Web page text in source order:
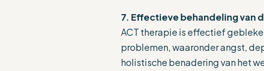
7. Effectieve behandeling van
ACT therapie is effectief
problemen, waaronder angst,
holistische benadering van het